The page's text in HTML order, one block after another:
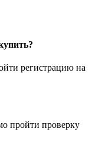
регистрацию на
пройти проверку